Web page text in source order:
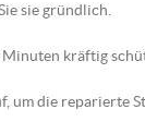
sie gründlich.
kräftig
um die